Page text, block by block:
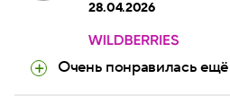
28.04.2026
Очень понравилась